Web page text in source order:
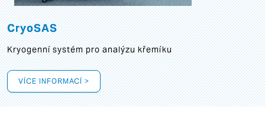
CryoSAS
Kryogenní systém pro analýzu křemíku
VÍCE INFORMACÍ >